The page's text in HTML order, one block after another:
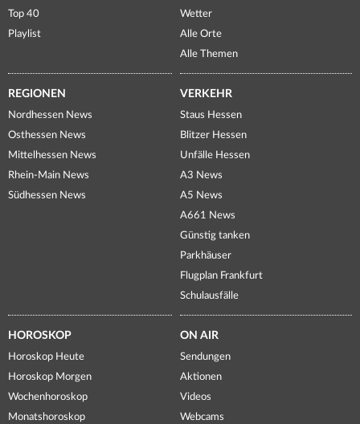
Top 40
Playlist
Wetter
Alle Orte
Alle Themen
REGIONEN
Nordhessen News
Osthessen News
Mittelhessen News
Rhein-Main News
Südhessen News
VERKEHR
Staus Hessen
Blitzer Hessen
Unfälle Hessen
A3 News
A5 News
A661 News
Günstig tanken
Parkhäuser
Flugplan Frankfurt
Schulausfälle
HOROSKOP
Horoskop Heute
Horoskop Morgen
Wochenhoroskop
Monatshoroskop
ON AIR
Sendungen
Aktionen
Videos
Webcams